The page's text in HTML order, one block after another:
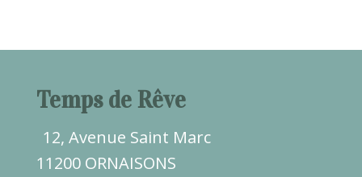
Temps de Rêve
12, Avenue Saint Marc
11200 ORNAISONS